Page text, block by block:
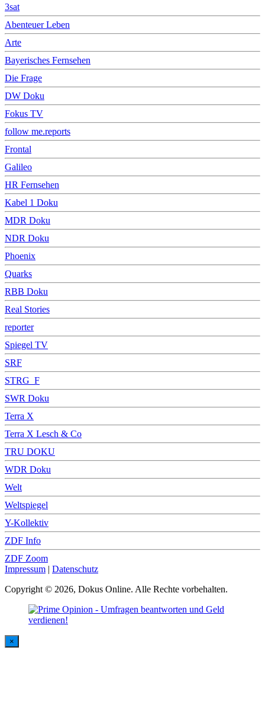
3sat
Abenteuer Leben
Arte
Bayerisches Fernsehen
Die Frage
DW Doku
Fokus TV
follow me.reports
Frontal
Galileo
HR Fernsehen
Kabel 1 Doku
MDR Doku
NDR Doku
Phoenix
Quarks
RBB Doku
Real Stories
reporter
Spiegel TV
SRF
STRG_F
SWR Doku
Terra X
Terra X Lesch & Co
TRU DOKU
WDR Doku
Welt
Weltspiegel
Y-Kollektiv
ZDF Info
ZDF Zoom
Impressum | Datenschutz
Copyright © 2026, Dokus Online. Alle Rechte vorbehalten.
×